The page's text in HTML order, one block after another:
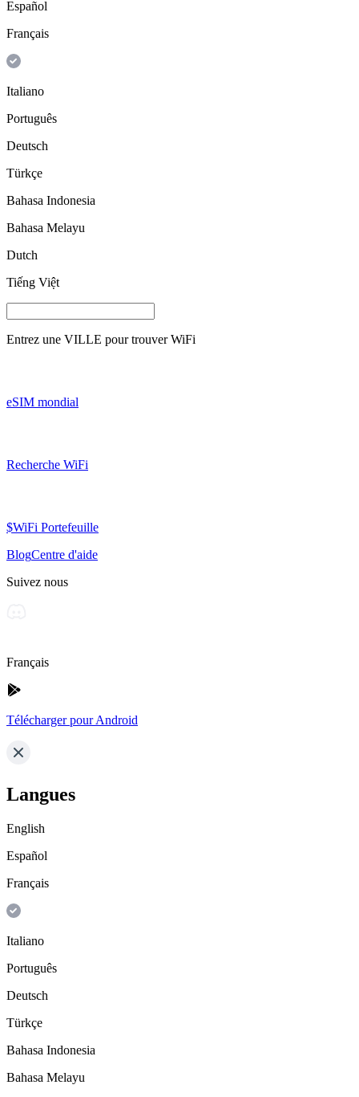
Español
Français
Italiano
Português
Deutsch
Türkçe
Bahasa Indonesia
Bahasa Melayu
Dutch
Tiếng Việt
Entrez une VILLE pour trouver WiFi
eSIM mondial
Recherche WiFi
$WiFi Portefeuille
BlogCentre d'aide
Suivez nous
Français
Télécharger pour Android
Langues
English
Español
Français
Italiano
Português
Deutsch
Türkçe
Bahasa Indonesia
Bahasa Melayu